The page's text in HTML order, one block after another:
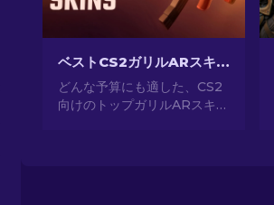
ベストCS2ガリルARスキン（予算毎）：完全ガイド[2026]
どんな予算にも適した、CS2
向けのトップガリルARスキン